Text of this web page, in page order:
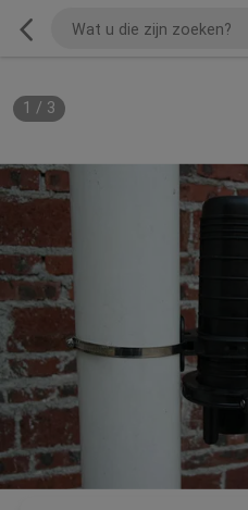
1 / 3